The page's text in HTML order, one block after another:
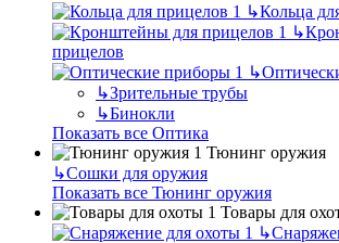
↳Кольца
↳
прицелов
↳
↳Зрительные трубы
↳Бинокли
Показать все Оптика
Тюнинг оружия
↳Сошки для оружия
Показать все Тюнинг оружия
Товары для
↳